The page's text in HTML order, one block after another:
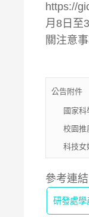
https://
月8日至
關注意
公告附件
國家
校園推
科技女
參考連結
研發處學